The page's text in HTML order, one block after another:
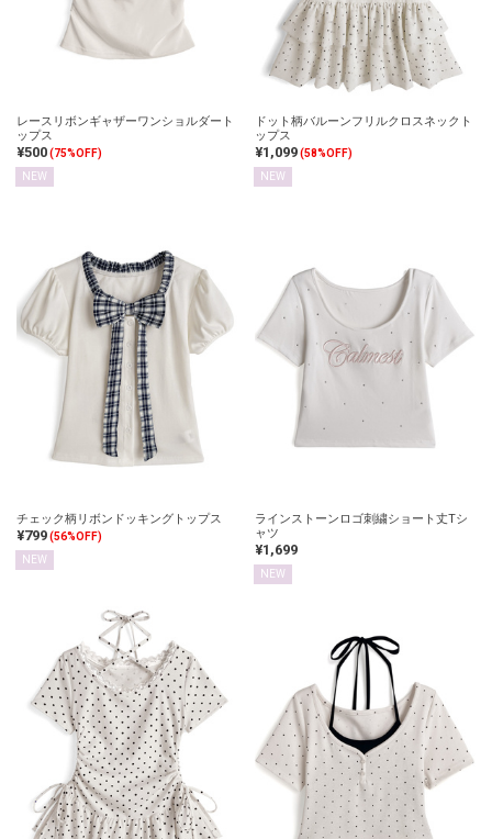
レースリボンギャザーワンショルダート
ップス
¥500(75%OFF)
NEW
ドット柄バルーンフリルクロスネックト
ップス
¥1,099(58%OFF)
NEW
チェック柄リボンドッキングトップス
¥799(56%OFF)
NEW
ラインストーンロゴ刺繍ショート丈Tシ
ャツ
¥1,699
NEW